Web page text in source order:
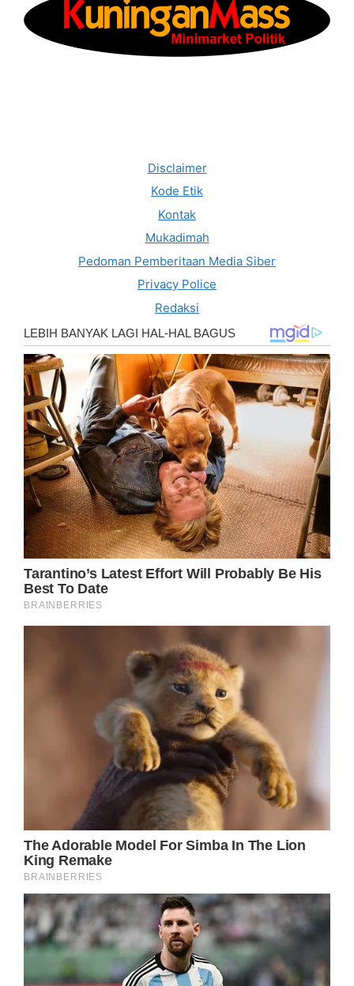
Disclaimer
Kode Etik
Kontak
Mukadimah
Pedoman Pemberitaan Media Siber
Privacy Police
Redaksi